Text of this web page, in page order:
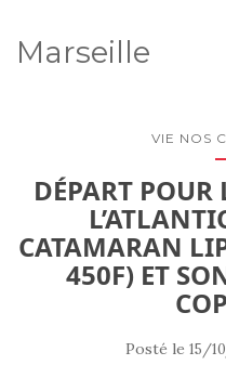
Marseille
VIE NOS
DÉPART POUR
CATAMARAN
450F) ET
Posté le 15/